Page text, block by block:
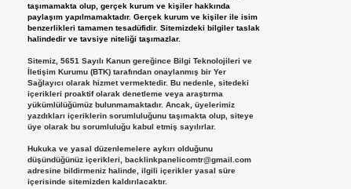
taşımamakta olup, gerçek kurum ve kişiler hakkında
paylaşım yapılmamaktadır. Gerçek kurum ve kişiler ile isim
benzerlikleri tamamen tesadüfidir. Sitemizdeki bilgiler taslak
halindedir ve tavsiye niteliği taşımazlar.
Sitemiz, 5651 Sayılı Kanun gereğince Bilgi Teknolojileri ve
İletişim Kurumu (BTK) tarafından onaylanmış bir Yer
Sağlayıcı olarak hizmet vermektedir. Bu nedenle, sitedeki
içerikleri proaktif olarak denetleme veya araştırma
yükümlülüğümüz bulunmamaktadır. Ancak, üyelerimiz
yazdıkları içeriklerin sorumluluğunu taşımakta olup, siteye
üye olarak bu sorumluluğu kabul etmiş sayılırlar.
Hukuka ve yasal düzenlemelere aykırı olduğunu
düşündüğünüz içerikleri, backlinkpanelicomtr@gmail.com
adresine bildirmeniz halinde, ilgili içerikler yasal süre
içerisinde sitemizden kaldırılacaktır.